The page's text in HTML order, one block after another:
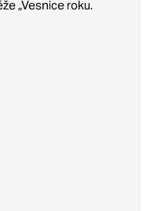
„Vesnice roku.